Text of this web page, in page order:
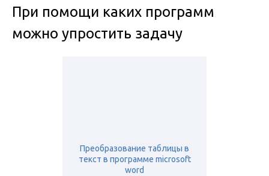
При помощи каких программ
можно упростить задачу
Преобразование таблицы в
текст в программе microsoft
word